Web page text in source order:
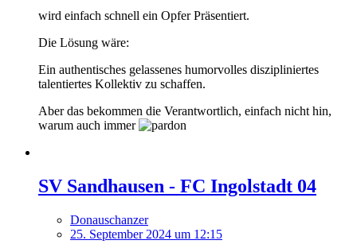
wird einfach schnell ein Opfer Präsentiert.
Die Lösung wäre:
Ein authentisches gelassenes humorvolles diszipliniertes
talentiertes Kollektiv zu schaffen.
Aber das bekommen die Verantwortlich, einfach nicht hin,
warum auch immer
SV Sandhausen - FC Ingolstadt 04
Donauschanzer
25. September 2024 um 12:15